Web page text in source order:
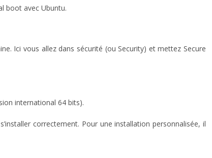
boot avec Ubuntu.
Ici vous allez dans sécurité (ou Security) et mettez Secure
international 64 bits).
correctement. Pour une installation personnalisée, il